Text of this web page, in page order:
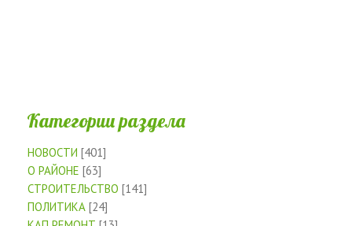
Категории раздела
НОВОСТИ [401]
О РАЙОНЕ [63]
СТРОИТЕЛЬСТВО [141]
ПОЛИТИКА [24]